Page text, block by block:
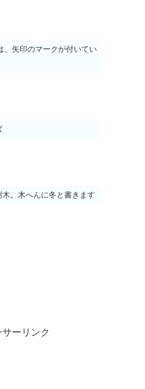
、矢印のマークが付いてい
木。木へんに冬と書きます
サーリンク